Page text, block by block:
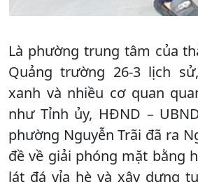
Là phường trung tâm của
Quảng trường 26-3 lịch
xanh và nhiều cơ quan
như Tỉnh ủy, HĐND –
phường Nguyễn Trãi đã ra
đề về giải phóng mặt bằng
lát đá vỉa hè và xây dựng